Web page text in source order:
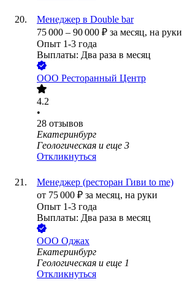
Менеджер в Double bar
75 000 – 90 000 ₽ за месяц, на руки
Опыт 1-3 года
Выплаты: Два раза в месяц
ООО Ресторанный Центр
4.2
•
28 отзывов
Екатеринбург
Геологическая и еще 3
Откликнуться
Менеджер (ресторан Гиви to me)
от 75 000 ₽ за месяц, на руки
Опыт 1-3 года
Выплаты: Два раза в месяц
ООО Оджах
Екатеринбург
Геологическая и еще 1
Откликнуться